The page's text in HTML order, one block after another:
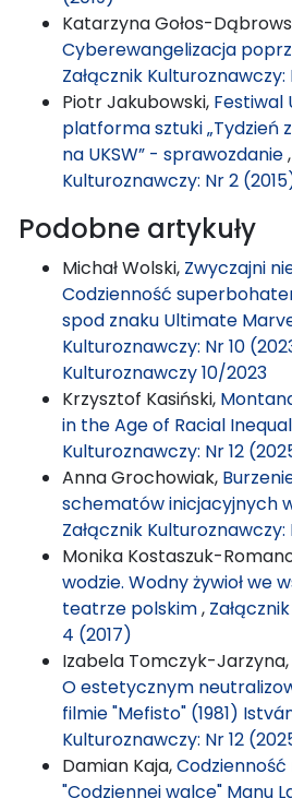
Katarzyna Gołos-
Cyberewangelizacja
Załącznik Kulturoznawczy:
Piotr Jakubowski, Festiwal
platforma sztuki „Tydzień
na UKSW” - sprawozdanie,
Kulturoznawczy: Nr 2
Podobne artykuły
Michał Wolski, Zwyczajni
Codzienność
spod znaku Ultimate
Kulturoznawczy: Nr 10
Kulturoznawczy 10/2023
Krzysztof Kasiński,
in the Age of Racial
Kulturoznawczy: Nr 12
Anna Grochowiak,
schematów inicjacyjnych
Załącznik Kulturoznawczy:
Monika Kostaszuk-
wodzie. Wodny żywioł we
teatrze polskim,
4 (2017)
Izabela Tomczyk-Jarzyna,
O estetycznym
filmie "Mefisto" (1981)
Kulturoznawczy: Nr 12
Damian Kaja,Codzienność
"Codziennej walce" Manu